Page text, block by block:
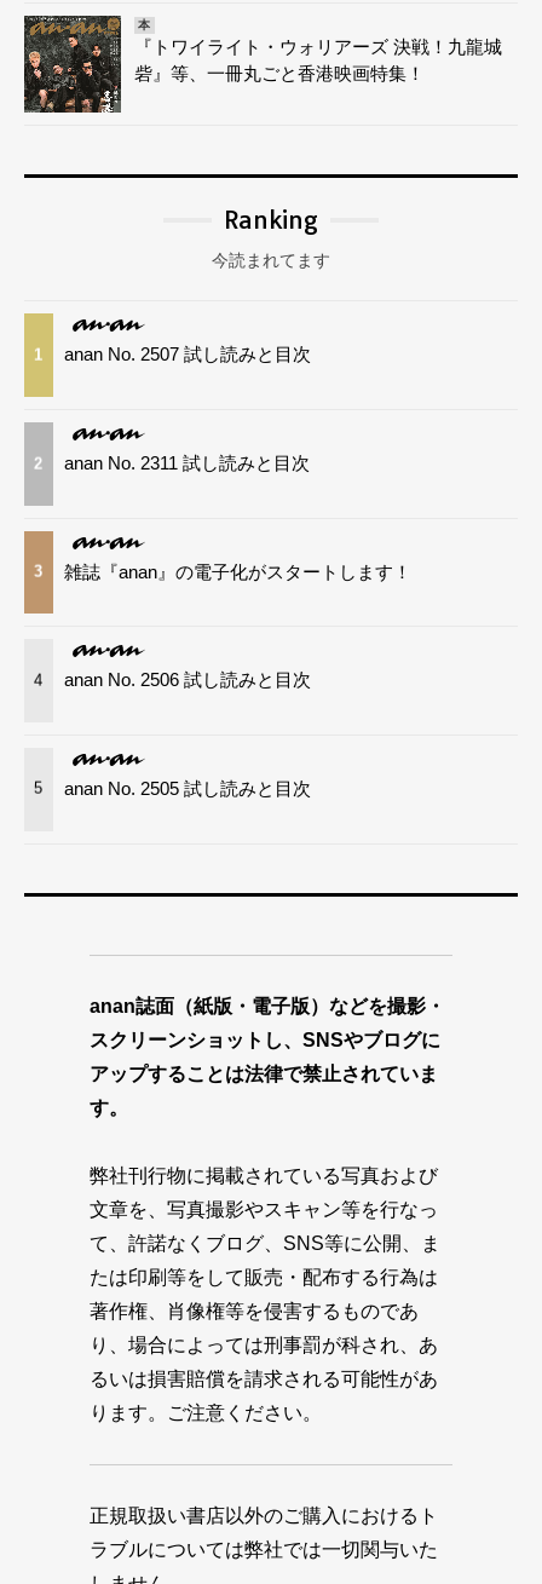
本
『トワイライト・ウォリアーズ 決戦！九龍城
砦』等、一冊丸ごと香港映画特集！
Ranking
今読まれてます
1 anan No. 2507 試し読みと目次
2 anan No. 2311 試し読みと目次
3 雑誌『anan』の電子化がスタートします！
4 anan No. 2506 試し読みと目次
5 anan No. 2505 試し読みと目次
anan誌面（紙版・電子版）などを撮影・
スクリーンショットし、SNSやブログに
アップすることは法律で禁止されていま
す。
弊社刊行物に掲載されている写真および
文章を、写真撮影やスキャン等を行なっ
て、許諾なくブログ、SNS等に公開、ま
たは印刷等をして販売・配布する行為は
著作権、肖像権等を侵害するものであ
り、場合によっては刑事罰が科され、あ
るいは損害賠償を請求される可能性があ
ります。ご注意ください。
正規取扱い書店以外のご購入におけるト
ラブルについては弊社では一切関与いた